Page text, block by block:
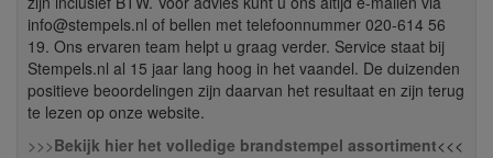
info@stempels.nl of bellen met telefoonnummer 020-614 56
19. Ons ervaren team helpt u graag verder. Service staat bij
Stempels.nl al 15 jaar lang hoog in het vaandel. De duizenden
positieve beoordelingen zijn daarvan het resultaat en zijn terug
te lezen op onze website.
>>>Bekijk hier het volledige brandstempel assortiment<<<